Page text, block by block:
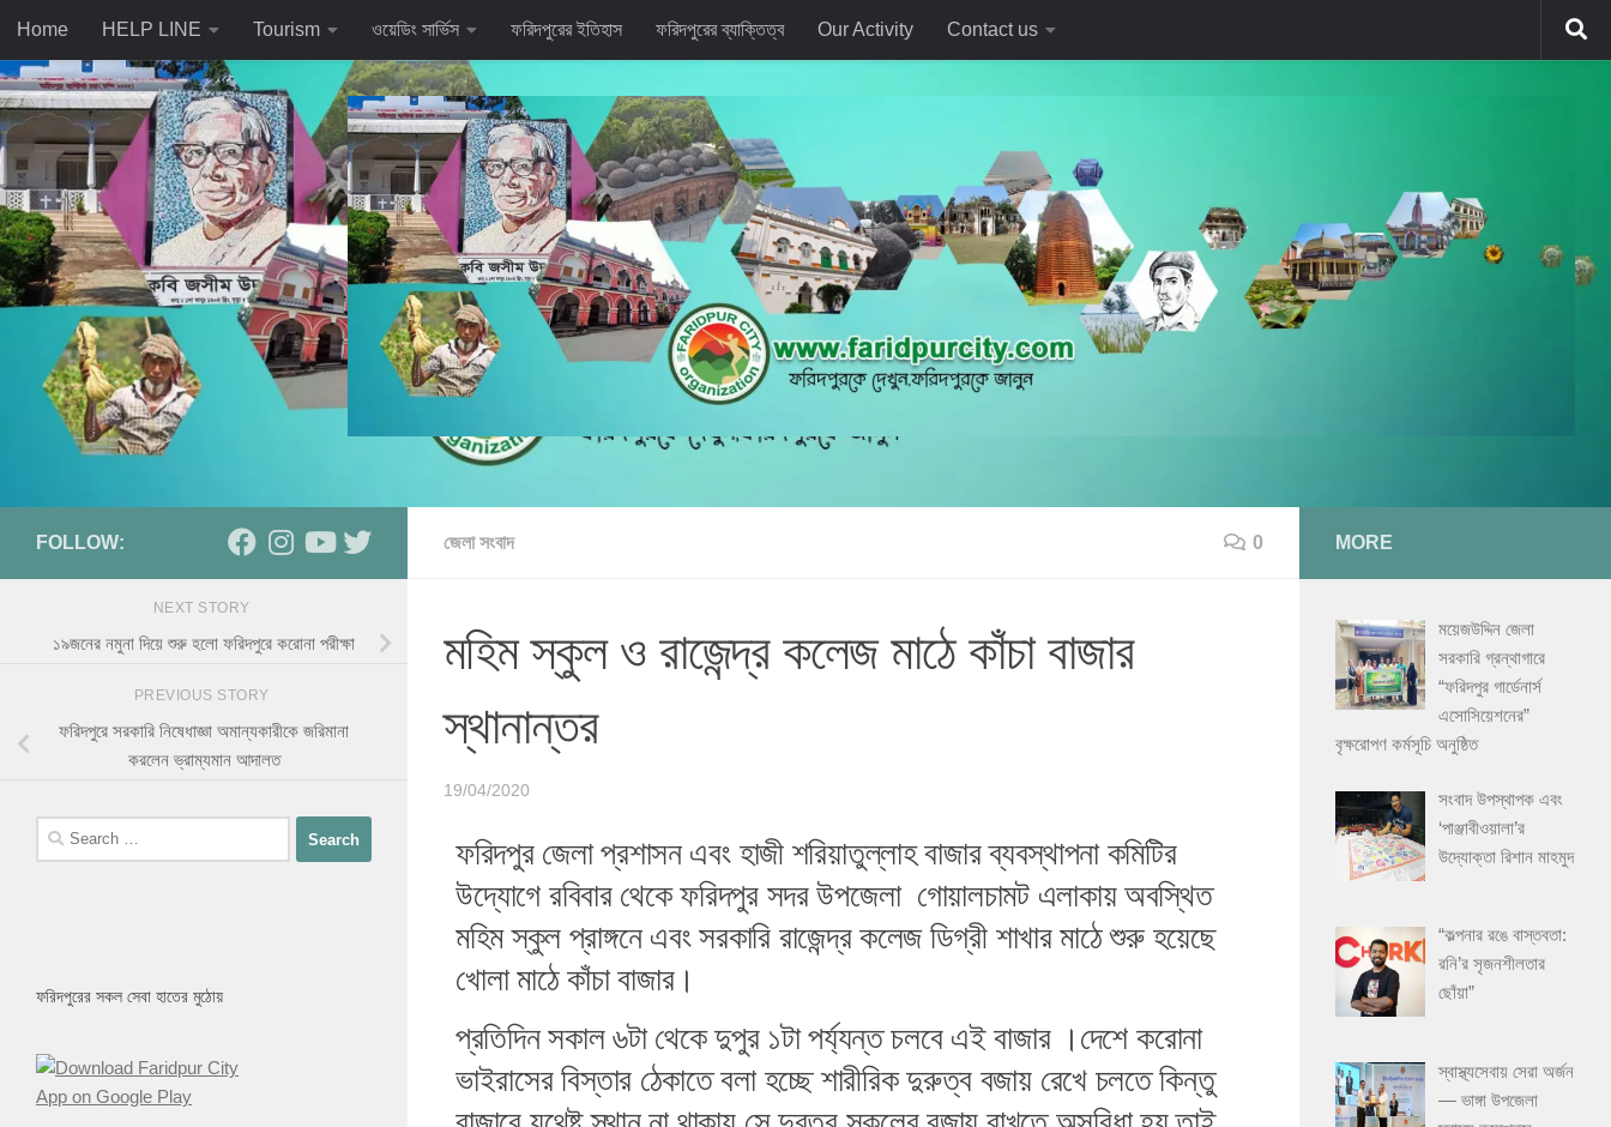
Skip to content
Home HELP LINE Tourism ওয়েডিং সার্ভিস ফরিদপুরের ইতিহাস ফরিদপুরের ব্যাক্তিত্ব Our Activity Contact us
জেলা সংবাদ 0
মহিম স্কুল ও রাজেন্দ্র কলেজ মাঠে কাঁচা বাজার
স্থানান্তর
19/04/2020
ফরিদপুর জেলা প্রশাসন এবং হাজী শরিয়াতুল্লাহ বাজার ব্যবস্থাপনা কমিটির
উদ্যোগে রবিবার থেকে ফরিদপুর সদর উপজেলা গোয়ালচামট এলাকায় অবস্থিত
মহিম স্কুল প্রাঙ্গনে এবং সরকারি রাজেন্দ্র কলেজ ডিগ্রী শাখার মাঠে শুরু হয়েছে
খোলা মাঠে কাঁচা বাজার।
প্রতিদিন সকাল ৬টা থেকে দুপুর ১টা পর্য্যন্ত চলবে এই বাজার ।দেশে করোনা
ভাইরাসের বিস্তার ঠেকাতে বলা হচ্ছে শারীরিক দুরুত্ব বজায় রেখে চলতে কিন্তু
FOLLOW:
NEXT STORY
১৯জনের নমুনা দিয়ে শুরু হলো ফরিদপুরে করোনা পরীক্ষা
PREVIOUS STORY
ফরিদপুরে সরকারি নিষেধাজ্ঞা অমান্যকারীকে জরিমানা
করলেন ভ্রাম্যমান আদালত
ফরিদপুরের সকল সেবা হাতের মুঠোয়
MORE
ময়েজউদ্দিন জেলা
সরকারি গ্রন্থাগারে
“ফরিদপুর গার্ডেনার্স
এসোসিয়েশনের”
বৃক্ষরোপণ কর্মসূচি অনুষ্ঠিত
সংবাদ উপস্থাপক এবং
‘পাঞ্জাবীওয়ালা’র
উদ্যোক্তা রিশান মাহমুদ
“কল্পনার রঙে বাস্তবতা:
রনি’র সৃজনশীলতার
ছোঁয়া”
স্বাস্থ্যসেবায় সেরা অর্জন
— ভাঙ্গা উপজেলা